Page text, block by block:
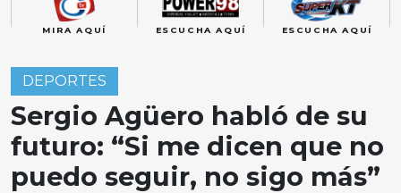
MIRA AQUÍ ESCUCHA AQUÍ ESCUCHA AQUÍ
DEPORTES
Sergio Agüero habló de su
futuro: “Si me dicen que no
puedo seguir, no sigo más”